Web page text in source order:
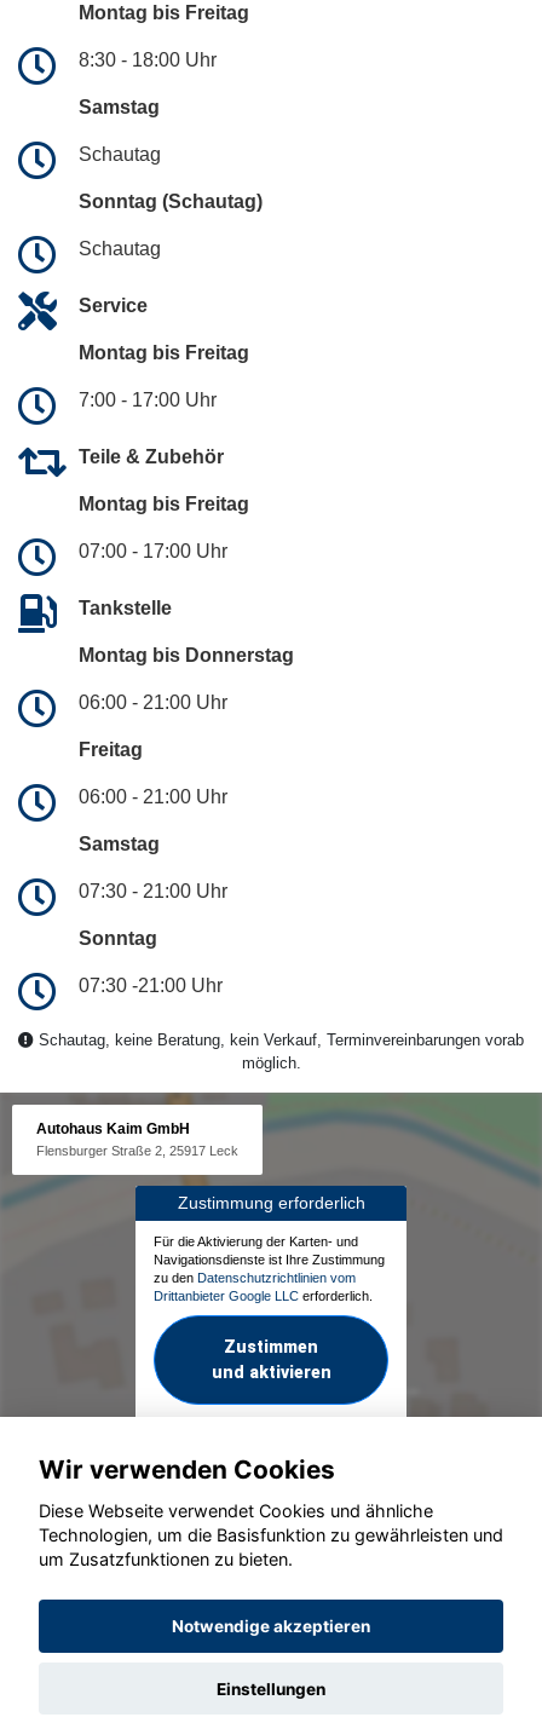
Montag bis Freitag
8:30 - 18:00 Uhr
Samstag
Schautag
Sonntag (Schautag)
Schautag
Service
Montag bis Freitag
7:00 - 17:00 Uhr
Teile & Zubehör
Montag bis Freitag
07:00 - 17:00 Uhr
Tankstelle
Montag bis Donnerstag
06:00 - 21:00 Uhr
Freitag
06:00 - 21:00 Uhr
Samstag
07:30 - 21:00 Uhr
Sonntag
07:30 -21:00 Uhr
Schautag, keine Beratung, kein Verkauf, Terminvereinbarungen vorab
möglich.
Autohaus Kaim GmbH
Flensburger Straße 2, 25917 Leck
Zustimmung erforderlich
Für die Aktivierung der Karten- und
Navigationsdienste ist Ihre Zustimmung
zu den Datenschutzrichtlinien vom
Drittanbieter Google LLC erforderlich.
Zustimmen
und aktivieren
© konjunkturmotor.de GmbH 2020 - 2026
Wir verwenden Cookies
Diese Webseite verwendet Cookies und ähnliche
Technologien, um die Basisfunktion zu gewährleisten und
um Zusatzfunktionen zu bieten.
Notwendige akzeptieren
Einstellungen